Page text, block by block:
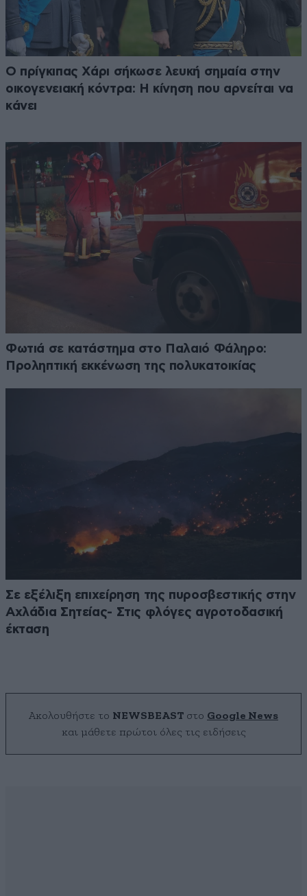
Ο πρίγκιπας Χάρι σήκωσε λευκή σημαία στην
οικογενειακή κόντρα: Η κίνηση που αρνείται να
κάνει
Φωτιά σε κατάστημα στο Παλαιό Φάληρο:
Προληπτική εκκένωση της πολυκατοικίας
Σε εξέλιξη επιχείρηση της πυροσβεστικής στην
Αχλάδια Σητείας- Στις φλόγες αγροτοδασική
έκταση
Ακολουθήστε το NEWSBEAST στο Google News
και μάθετε πρώτοι όλες τις ειδήσεις